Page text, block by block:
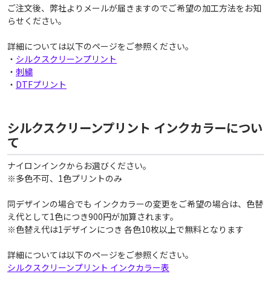
ご注文後、弊社よりメールが届きますのでご希望の加工方法をお知
らせください。
詳細については以下のページをご参照ください。
・ シルクスクリーンプリント
・ 刺繍
・ DTFプリント
シルクスクリーンプリント インクカラーについ
て
ナイロンインクからお選びください。
※多色不可、1色プリントのみ
同デザインの場合でも インクカラーの変更をご希望の場合は、色替
え代として1色につき900円が加算されます。
※色替え代は1デザインにつき 各色10枚以上で無料となります
詳細については以下のページをご参照ください。
シルクスクリーンプリント インクカラー表